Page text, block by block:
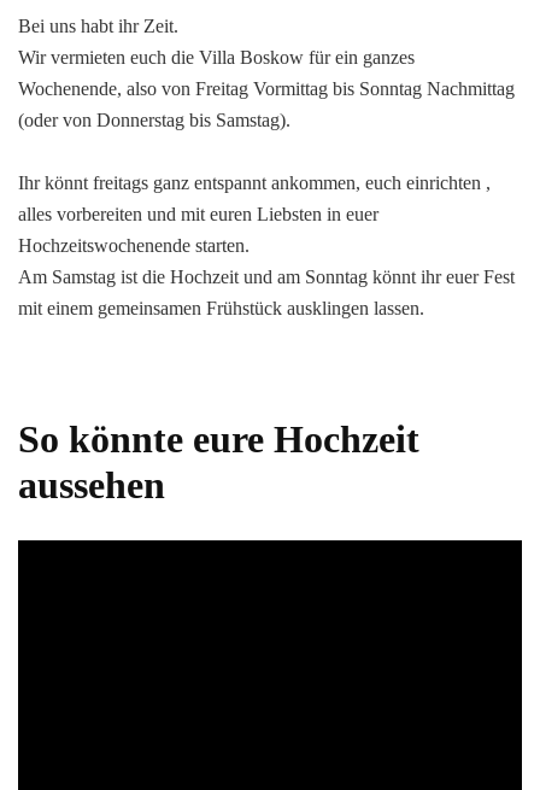
Bei uns habt ihr Zeit.
Wir vermieten euch die Villa Boskow für ein ganzes
Wochenende, also von Freitag Vormittag bis Sonntag Nachmittag
(oder von Donnerstag bis Samstag).
Ihr könnt freitags ganz entspannt ankommen, euch einrichten ,
alles vorbereiten und mit euren Liebsten in euer
Hochzeitswochenende starten.
Am Samstag ist die Hochzeit und am Sonntag könnt ihr euer Fest
mit einem gemeinsamen Frühstück ausklingen lassen.
So könnte eure Hochzeit
aussehen